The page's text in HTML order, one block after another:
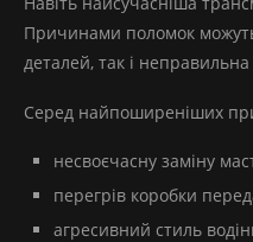
Причинами поломок
деталей, так і
Серед найпоширеніших
несвоєчасну заміну
перегрів коробки
агресивний стиль